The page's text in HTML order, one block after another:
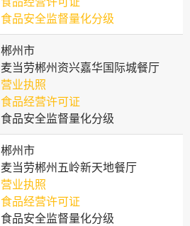
食品安全监督量化分级
郴州市
麦当劳郴州资兴嘉华国际城餐厅
营业执照
食品经营许可证
食品安全监督量化分级
郴州市
麦当劳郴州五岭新天地餐厅
营业执照
食品经营许可证
食品安全监督量化分级